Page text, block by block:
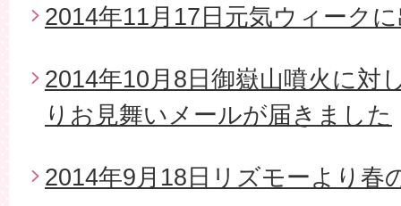
2014年11月17日元気ウィーク
2014年10月8日御嶽山噴火に対
りお見舞いメールが届きました
2014年9月18日リズモーより春